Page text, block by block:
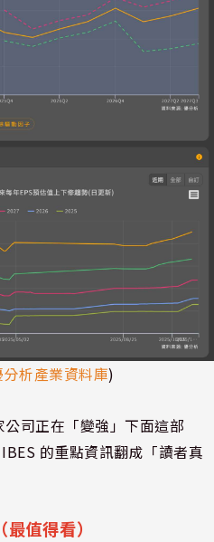
分析產業資料庫)
司正在「變強」下面這部
的重點資訊翻成「讀者真
（最值得看）